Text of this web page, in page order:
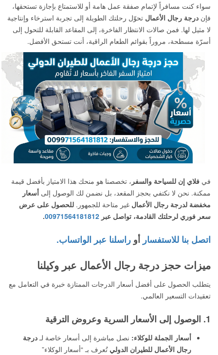
سواء كنت مسافراً لإتمام صفقة عمل هامة أو للاستمتاع بإجازة تستحقها،
فإن درجة رجال الأعمال تحوّل رحلتك الطويلة إلى تجربة استرخاء وإنتاجية
لا مثيل لها. فمن صالات الانتظار الفاخرة، إلى المقاعد القابلة للتحول إلى
أسرّة مسطحة، مروراً بقوائم الطعام الراقية، أنت تستحق الأفضل.
في فلاي إن للسياحة والسفر ، تخصصنا هو منحك هذا الامتياز بأفضل قيمة
ممكنة. نحن لا نكتفي بحجز المقعد، بل نضمن لك الوصول إلى أسعار
مخفضة لدرجة رجال الأعمال غير متاحة للجمهور. للحصول على عرض
سعر فوري لرحلتك القادمة، تواصل عبر 00971564181812
.
اتصل بنا للاستفسار أو راسلنا عبر الواتساب.
ميزات حجز درجة رجال الأعمال عبر وكيلنا
يتطلب الحصول على أفضل أسعار الدرجات الممتازة خبرة في التعامل مع
تعقيدات التسعير العالمي.
1. الوصول إلى الأسعار السرية وعروض الترقية
أسعار الجملة للوكلاء: نصل مباشرة إلى أسعار خاصة لـ درجة
رجال الأعمال للطيران الدولي تُعرف بـ “أسعار الوكلاء”